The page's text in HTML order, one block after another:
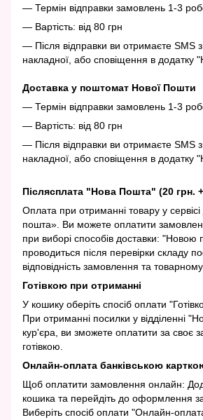
— Термін відправки замовлень 1-3
— Вартість: від 80 грн
— Після відправки ви отримаєте SMS
накладної, або сповіщення в додатку
Доставка у поштомат Нової Пошти
— Термін відправки замовлень 1-3
— Вартість: від 80 грн
— Після відправки ви отримаєте SMS
накладної, або сповіщення в додатку
Післясплата "Нова Пошта" (20 грн.
Оплата при отриманні товару у
пошта». Ви можете оплатити
при виборі способів доставки:
проводиться після перевірки складу
відповідність замовлення та товарному
Готівкою при отриманні
У кошику оберіть спосіб оплати
При отриманні посилки у відділенні
кур'єра, ви зможете оплатити за своє
готівкою.
Онлайн-оплата банківською
Щоб оплатити замовлення онлайн:
кошика та перейдіть до оформлення
Виберіть спосіб оплати "Онлайн-